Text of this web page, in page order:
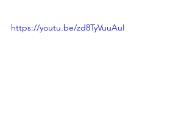
https://youtu.be/zd8TyVuuAuI